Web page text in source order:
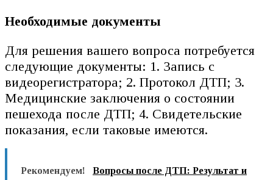
Необходимые документы
Для решения вашего вопроса потребуется
следующие документы: 1. Запись с
видеорегистратора; 2. Протокол ДТП; 3.
Медицинские заключения о состоянии
пешехода после ДТП; 4. Свидетельские
показания, если таковые имеются.
Рекомендуем!
Вопросы после ДТП: Результат и